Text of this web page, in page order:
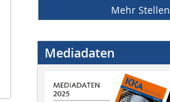
Mehr Stellen
Mediadaten